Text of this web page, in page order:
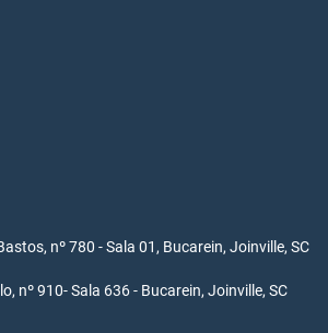
nº 780 - Sala 01, Bucarein, Joinville, SC
nº 910- Sala 636 - Bucarein, Joinville, SC